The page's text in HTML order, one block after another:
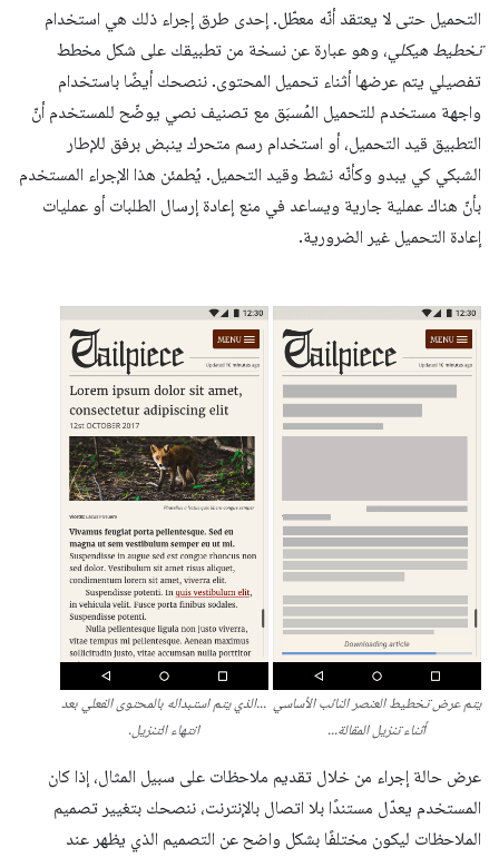
التحميل حتى لا يعتقد أنّه معطّل. إحدى طرق إجراء ذلك هي استخدام
تخطيط هيكلي، وهو عبارة عن نسخة من تطبيقك على شكل مخطط
تفصيلي يتم عرضها أثناء تحميل المحتوى. ننصحك أيضًا باستخدام
واجهة مستخدم للتحميل المُسبَق مع تصنيف نصي يوضّح للمستخدم أنّ
التطبيق قيد التحميل، أو استخدام رسم متحرك ينبض برفق للإطار
الشبكي كي يبدو وكأنّه نشط وقيد التحميل. يُطمئن هذا الإجراء المستخدم
بأنّ هناك عملية جارية ويساعد في منع إعادة إرسال الطلبات أو عمليات
إعادة التحميل غير الضرورية.
يتم عرض تخطيط العنصر النائب الأساسي
أثناء تنزيل المقالة...
...الذي يتم استبداله بالمحتوى الفعلي بعد
انتهاء التنزيل.
عرض حالة إجراء من خلال تقديم ملاحظات على سبيل المثال، إذا كان
المستخدم يعدّل مستندًا بلا اتصال بالإنترنت، ننصحك بتغيير تصميم
الملاحظات ليكون مختلفًا بشكل واضح عن التصميم الذي يظهر عند